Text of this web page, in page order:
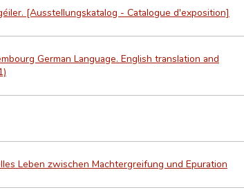
[Ausstellungskatalog - Catalogue d'exposition]
German Language. English translation and
Leben zwischen Machtergreifung und Epuration